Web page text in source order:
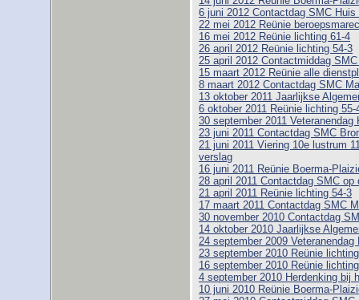
6 juni 2012 Contactdag SMC Huis
22 mei 2012 Reünie
16 mei 2012 Reünie lichting 61-4
26 april 2012 Reünie lichting 54-3
25 april 2012 Contactmiddag
15 maart 2012 Reünie alle
8 maart 2012 Contactdag SMC
13 oktober 2011 Jaarlijkse
6 oktober 2011 Reünie lichting 55-
30 september 2011
23 juni 2011 Contactdag SMC
21 juni 2011 Viering 10e lustrum
verslag
16 juni 2011 Reünie Boerma-
28 april 2011 Contactdag SMC
21 april 2011 Reünie lichting 54-3
17 maart 2011 Contactdag SMC
30 november 2010 Contactdag
14 oktober 2010 Jaarlijkse
24 september 2009
23 september 2010 Reünie
16 september 2010 Reünie
4 september 2010 Herdenking bij
10 juni 2010 Reünie Boerma-